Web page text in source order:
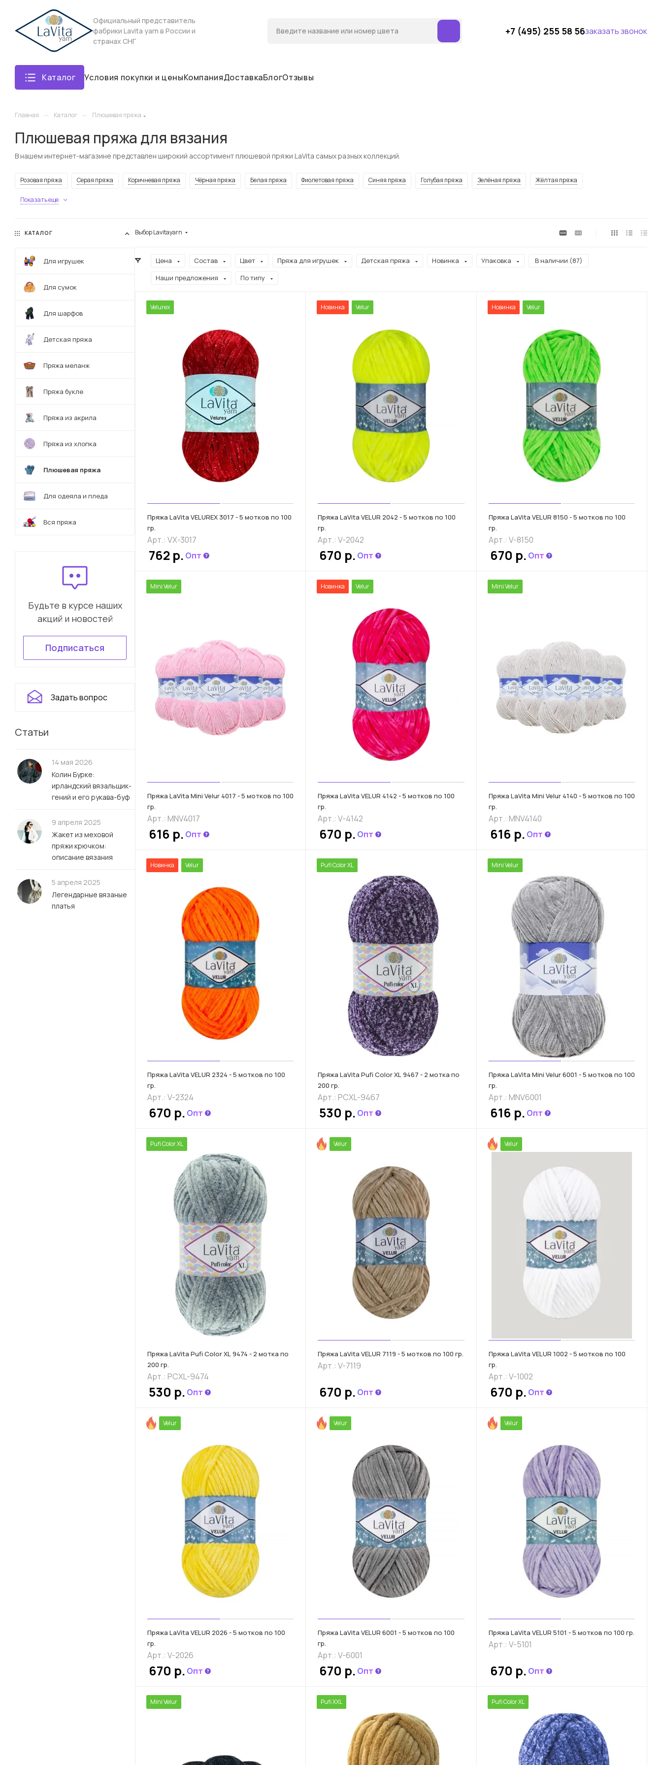
Официальный представитель
фабрики Lavita yarn в России и
странах СНГ
+7 (495) 255 58 56заказать звонок
Каталог Условия покупки и ценыКомпанияДоставкаБлогОтзывы
Главная — Каталог — Плюшевая пряжа
Плюшевая пряжа для вязания
В нашем интернет-магазине представлен широкий ассортимент плюшевой пряжи LaVita самых разных коллекций.
Розовая пряжа Серая пряжа Коричневая пряжа Чёрная пряжа Белая пряжа Фиолетовая пряжа Синяя пряжа Голубая пряжа Зелёная пряжа Жёлтая пряжа
Показать еще
Выбор Lavitayarn
Цена Состав Цвет Пряжа для игрушек Детская пряжа Новинка Упаковка В наличии (87)
Наши предложения
По типу
Velurex
Пряжа LaVita VELUREX 3017 - 5 мотков по 100
гр.
Арт.: VX-3017
762 р. Опт
Новинка Velur
Пряжа LaVita VELUR 2042 - 5 мотков по 100
гр.
Арт.: V-2042
670 р. Опт
Новинка Velur
Пряжа LaVita VELUR 8150 - 5 мотков по 100
гр.
Арт.: V-8150
670 р. Опт
Mini Velur
Пряжа LaVita Mini Velur 4017 - 5 мотков по 100
гр.
Арт.: MNV4017
616 р. Опт
Новинка Velur
Пряжа LaVita VELUR 4142 - 5 мотков по 100
гр.
Арт.: V-4142
670 р. Опт
Mini Velur
Пряжа LaVita Mini Velur 4140 - 5 мотков по 100
гр.
Арт.: MNV4140
616 р. Опт
Новинка Velur
Пряжа LaVita VELUR 2324 - 5 мотков по 100
гр.
Арт.: V-2324
670 р. Опт
Pufi Color XL
Пряжа LaVita Pufi Color XL 9467 - 2 мотка по
200 гр.
Арт.: PCXL-9467
530 р. Опт
Mini Velur
Пряжа LaVita Mini Velur 6001 - 5 мотков по 100
гр.
Арт.: MNV6001
616 р. Опт
Pufi Color XL
Пряжа LaVita Pufi Color XL 9474 - 2 мотка по
200 гр.
Арт.: PCXL-9474
530 р. Опт
Velur
Пряжа LaVita VELUR 7119 - 5 мотков по 100 гр.
Арт.: V-7119
670 р. Опт
Velur
Пряжа LaVita VELUR 1002 - 5 мотков по 100
гр.
Арт.: V-1002
670 р. Опт
Velur
Пряжа LaVita VELUR 2026 - 5 мотков по 100
гр.
Арт.: V-2026
670 р. Опт
Velur
Пряжа LaVita VELUR 6001 - 5 мотков по 100
гр.
Арт.: V-6001
670 р. Опт
Velur
Пряжа LaVita VELUR 5101 - 5 мотков по 100 гр.
Арт.: V-5101
670 р. Опт
Mini Velur Pufi XXL Pufi Color XL
КАТАЛОГ
Для игрушек
Для сумок
Для шарфов
Детская пряжа
Пряжа меланж
Пряжа букле
Пряжа из акрила
Пряжа из хлопка
Плюшевая пряжа
Для одеяла и пледа
Вся пряжа
Будьте в курсе наших
акций и новостей
Подписаться
Задать вопрос
Статьи
14 мая 2026
Колин Бурке:
ирландский вязальщик-
гений и его рукава-буф
9 апреля 2025
Жакет из меховой
пряжи крючком:
описание вязания
5 апреля 2025
Легендарные вязаные
платья